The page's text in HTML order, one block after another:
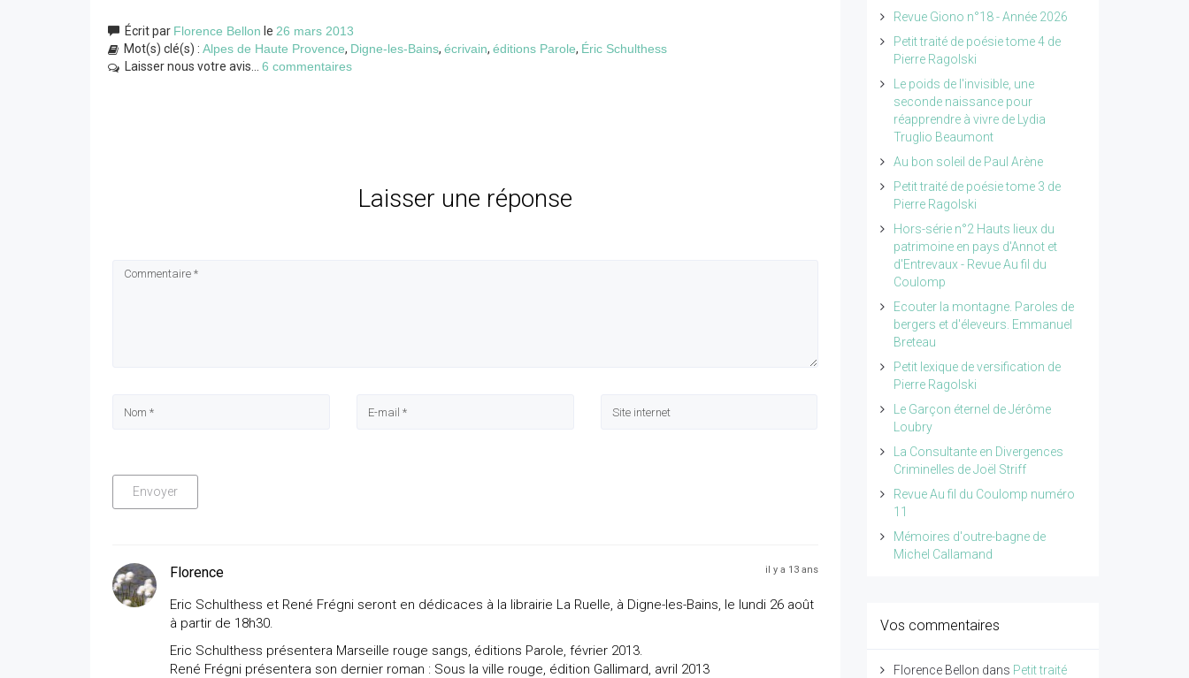
Écrit par Florence Bellon le 26 mars 2013
Mot(s) clé(s) : Alpes de Haute Provence, Digne-les-Bains, écrivain, éditions Parole, Éric Schulthess
Laisser nous votre avis... 6 commentaires
Laisser une réponse
Florence il y a 13 ans
Eric Schulthess et René Frégni seront en dédicaces à la librairie La Ruelle, à Digne-les-Bains, le lundi 26 août
à partir de 18h30.
Eric Schulthess présentera Marseille rouge sangs, éditions Parole, février 2013.
René Frégni présentera son dernier roman : Sous la ville rouge, édition Gallimard, avril 2013
Revue Giono n°18 - Année 2026
Petit traité de poésie tome 4 de
Pierre Ragolski
Le poids de l'invisible, une
seconde naissance pour
réapprendre à vivre de Lydia
Truglio Beaumont
Au bon soleil de Paul Arène
Petit traité de poésie tome 3 de
Pierre Ragolski
Hors-série n°2 Hauts lieux du
patrimoine en pays d'Annot et
d'Entrevaux - Revue Au fil du
Coulomp
Ecouter la montagne. Paroles de
bergers et d'éleveurs. Emmanuel
Breteau
Petit lexique de versification de
Pierre Ragolski
Le Garçon éternel de Jérôme
Loubry
La Consultante en Divergences
Criminelles de Joël Striff
Revue Au fil du Coulomp numéro
11
Mémoires d'outre-bagne de
Michel Callamand
Vos commentaires
Florence Bellon dans Petit traité